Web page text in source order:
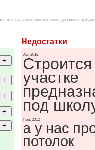
высказанное мнение или добавить
Недостатки
Авг, 2012
участке
под
Ноя, 2012
а у нас
потолок